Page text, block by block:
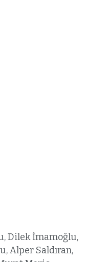
Dilek İmamoğlu,
Alper Saldıran,